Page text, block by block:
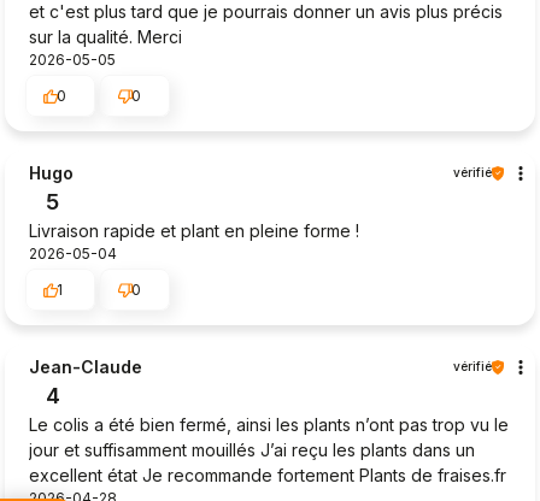
et c'est plus tard que je pourrais donner un avis plus précis
sur la qualité. Merci
2026-05-05
0
0
Hugo vérifié
5
Livraison rapide et plant en pleine forme !
2026-05-04
1
0
Jean-Claude vérifié
4
Le colis a été bien fermé, ainsi les plants n’ont pas trop vu le
jour et suffisamment mouillés J’ai reçu les plants dans un
excellent état Je recommande fortement Plants de fraises.fr